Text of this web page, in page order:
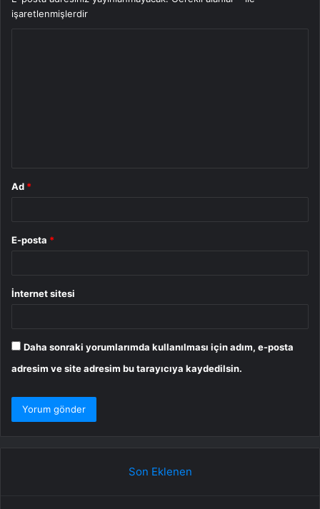
işaretlenmişlerdir
Ad *
E-posta *
İnternet sitesi
Daha sonraki yorumlarımda kullanılması için adım, e-posta
adresim ve site adresim bu tarayıcıya kaydedilsin.
Son Eklenen